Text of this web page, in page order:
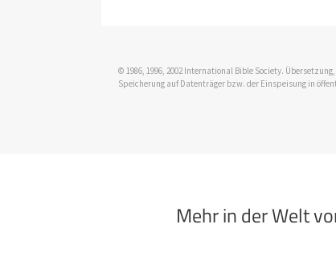
© 1986, 1996, 2002 International Bible Society.
Speicherung auf Datenträger bzw. der Einspeisung in
Mehr in der Welt